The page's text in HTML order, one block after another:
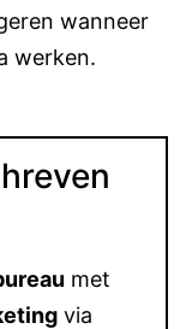
wanneer
werken.
met
via